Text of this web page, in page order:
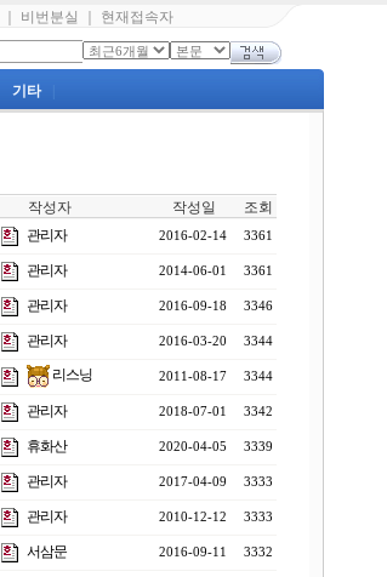
비번분실 현재접속자
기타
작성자 작성일
조회
관리자 2016-02-14 3361
관리자 2014-06-01 3361
관리자 2016-09-18 3346
관리자 2016-03-20 3344
리스닝 2011-08-17 3344
관리자 2018-07-01 3342
휴화산 2020-04-05 3339
관리자 2017-04-09 3333
관리자 2010-12-12 3333
서삼문 2016-09-11 3332